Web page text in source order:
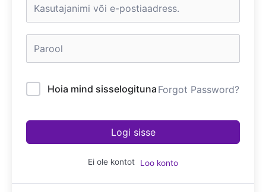
Hoia mind sisselogituna Forgot Password?
Logi sisse
Ei ole kontot Loo konto